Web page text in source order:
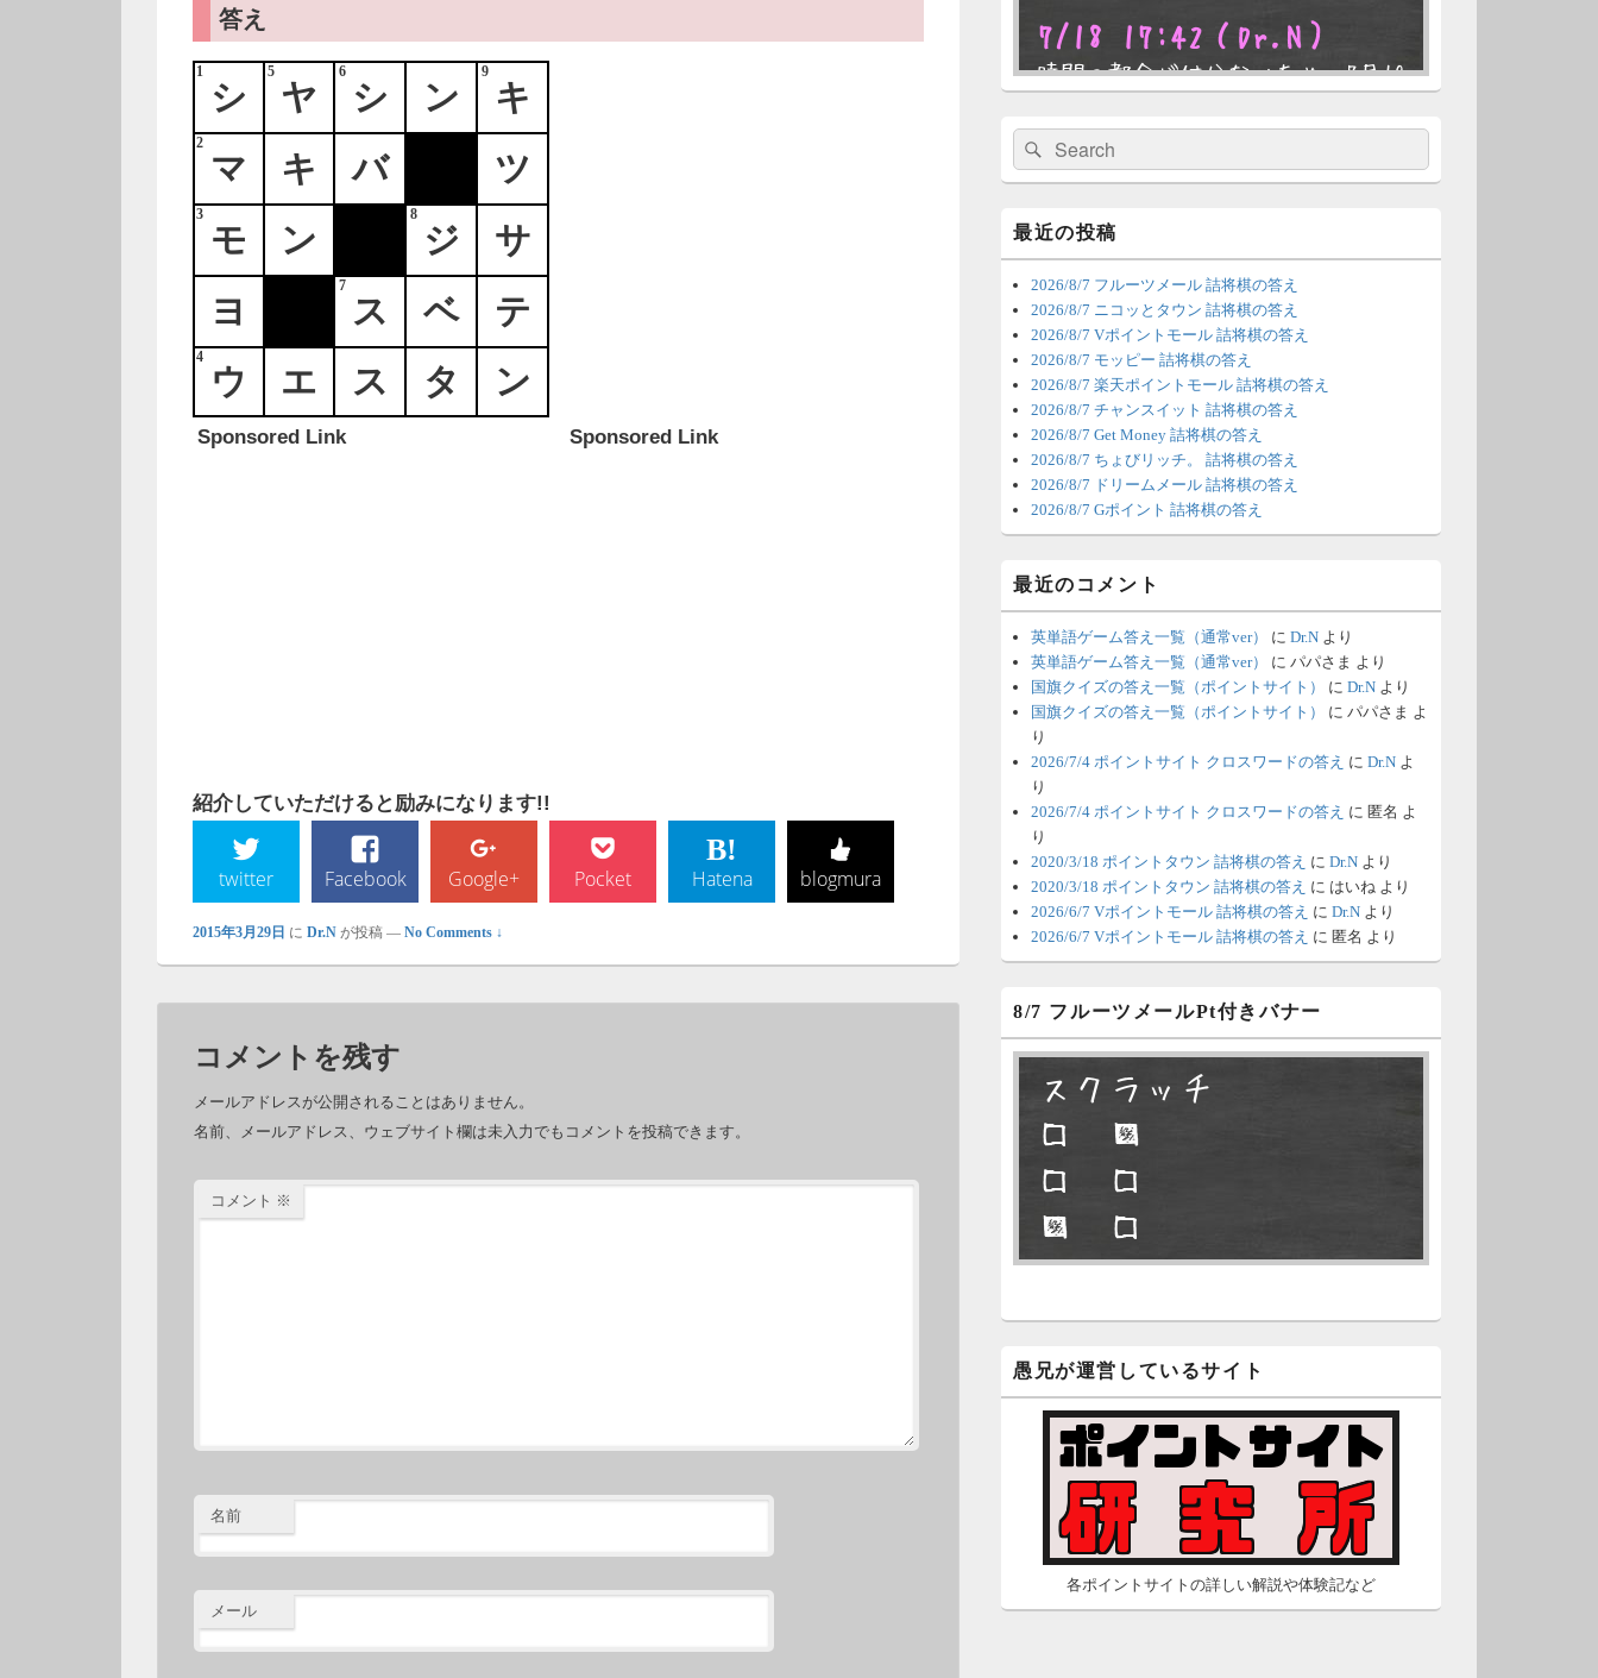
答え
1 5 6 9
2
3 8
7
4
シ ヤ シ ン
キ
マ
キ バ
ツ
モ
ン ジ
サ
ヨ
ス ベ
テ
ウ
エ ス タ ン
Sponsored Link Sponsored Link
紹介していただけると励みになります!!
twitter Facebook Google+ Pocket Hatena blogmura
2015年3月29日 に Dr.N が投稿 — No Comments ↓
コメントを残す
メールアドレスが公開されることはありません。
名前、メールアドレス、ウェブサイト欄は未入力でもコメントを投稿できます。
コメント ※
名前
メール
7/18 17:42 （Dr.N）
時間の都合が付かないため、7月19
ません。
7/4 18:54（Dr.N）
時間の都合が付かないため、7月5
日の更新は休みます。申し訳あり
ません。
6/22 2:12（Dr.N）
ちょびリッチが10：00までメンテ
ナンスとのことなので、本日分の
更新は難しいかもしれません。
6/20 18:45（Dr.N）
ってしまいそうです。申し訳ござ
いません。
6/18 1:39 （Dr.N）
時間の都合が付かないため、6月18
日の更新は休みます。申し訳あり
ません。
6/8 4:39 （Dr.N）
Vポイントモールが6：00までメン
テナンスとのことなので、本日分
の更新は難しいかもしれません。
明日、6月7日分の更新は昼頃にな
ってしまいそうです。申し訳ござ
いません。
6/2 10:04
永久不滅.comの本日分の更新が完
了しました。
6/2 2:22（Dr.N）
新は難しいかもしれません。
5/26 2:52（Dr.N）
時間の都合が付かないため、5月26
日の更新は休みます。申し訳あり
ません。
5/23 16:32（Dr.N）
検
索:
検
索
最近の投稿
2026/8/7 フルーツメール 詰将棋の答え
2026/8/7 ニコッとタウン 詰将棋の答え
2026/8/7 Vポイントモール 詰将棋の答え
2026/8/7 モッピー 詰将棋の答え
2026/8/7 楽天ポイントモール 詰将棋の答え
2026/8/7 チャンスイット 詰将棋の答え
2026/8/7 Get Money 詰将棋の答え
2026/8/7 ちょびリッチ。 詰将棋の答え
2026/8/7 ドリームメール 詰将棋の答え
2026/8/7 Gポイント 詰将棋の答え
最近のコメント
英単語ゲーム答え一覧（通常ver） に Dr.N より
英単語ゲーム答え一覧（通常ver）
に パパさま より
国旗クイズの答え一覧（ポイントサイト）
に Dr.N より
国旗クイズの答え一覧（ポイントサイト）
に パパさま よ
り
2026/7/4 ポイントサイト クロスワードの答え に Dr.N よ
り
2026/7/4 ポイントサイト クロスワードの答え に 匿名 よ
り
2020/3/18 ポイントタウン 詰将棋の答え に Dr.N より
2020/3/18 ポイントタウン 詰将棋の答え に はいね より
2026/6/7 Vポイントモール 詰将棋の答え に Dr.N より
2026/6/7 Vポイントモール 詰将棋の答え に 匿名 より
8/7 フルーツメールPt付きバナー
スクラッチ
□ ■
□ □
■ □
□ □
■ □
□ ■
愚兄が運営しているサイト
各ポイントサイトの詳しい解説や体験記など